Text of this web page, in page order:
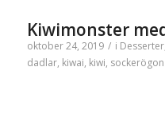
Kiwimonster
oktober 24, 2019 / i Desserter,
dadlar, kiwai, kiwi, sockerögon